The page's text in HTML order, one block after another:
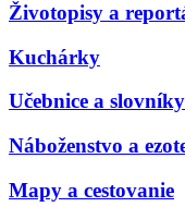
Životopisy a
Kuchárky
Učebnice a slovníky
Náboženstvo a
Mapy a cestovanie